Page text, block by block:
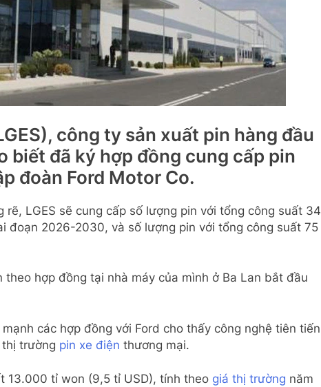
công ty sản xuất pin hàng đầu
biết đã ký hợp đồng cung cấp pin
đoàn Ford Motor Co.
LGES sẽ cung cấp số lượng pin với tổng công suất 34
đoạn 2026-2030, và số lượng pin với tổng công suất 75
theo hợp đồng tại nhà máy của mình ở Ba Lan bắt đầu
các hợp đồng với Ford cho thấy công nghệ tiên tiến
trường pin xe điện thương mại.
13.000 tỉ won (9,5 tỉ USD), tính theo giá thị trường năm